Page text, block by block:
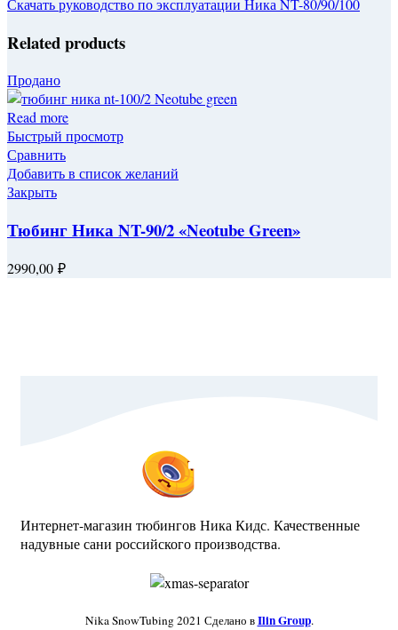
Скачать руководство по эксплуатации Ника NT-80/90/100
Related products
Продано
Read more
Быстрый просмотр
Сравнить
Добавить в список желаний
Закрыть
Тюбинг Ника NT-90/2 «Neotube Green»
2990,00 ₽
Интернет-магазин тюбингов Ника Кидс. Качественные
надувные сани российского производства.
Nika SnowTubing2021 Сделано вIlin Group.